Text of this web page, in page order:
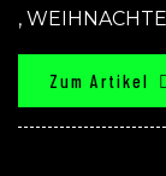
,
Zum Artikel